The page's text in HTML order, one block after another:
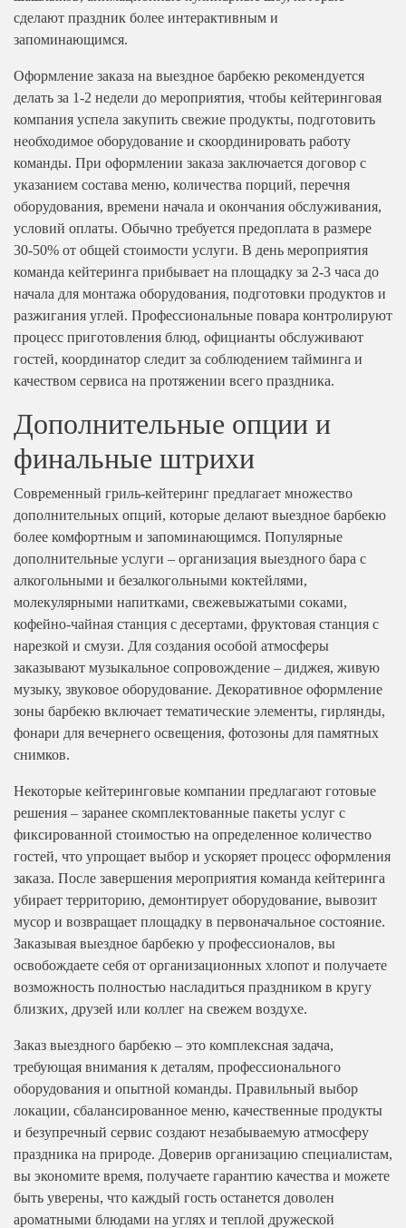
сделают праздник более интерактивным и
запоминающимся.
Оформление заказа на выездное барбекю рекомендуется
делать за 1-2 недели до мероприятия, чтобы кейтеринговая
компания успела закупить свежие продукты, подготовить
необходимое оборудование и скоординировать работу
команды. При оформлении заказа заключается договор с
указанием состава меню, количества порций, перечня
оборудования, времени начала и окончания обслуживания,
условий оплаты. Обычно требуется предоплата в размере
30-50% от общей стоимости услуги. В день мероприятия
команда кейтеринга прибывает на площадку за 2-3 часа до
начала для монтажа оборудования, подготовки продуктов и
разжигания углей. Профессиональные повара контролируют
процесс приготовления блюд, официанты обслуживают
гостей, координатор следит за соблюдением тайминга и
качеством сервиса на протяжении всего праздника.
Дополнительные опции и
финальные штрихи
Современный гриль-кейтеринг предлагает множество
дополнительных опций, которые делают выездное барбекю
более комфортным и запоминающимся. Популярные
дополнительные услуги – организация выездного бара с
алкогольными и безалкогольными коктейлями,
молекулярными напитками, свежевыжатыми соками,
кофейно-чайная станция с десертами, фруктовая станция с
нарезкой и смузи. Для создания особой атмосферы
заказывают музыкальное сопровождение – диджея, живую
музыку, звуковое оборудование. Декоративное оформление
зоны барбекю включает тематические элементы, гирлянды,
фонари для вечернего освещения, фотозоны для памятных
снимков.
Некоторые кейтеринговые компании предлагают готовые
решения – заранее скомплектованные пакеты услуг с
фиксированной стоимостью на определенное количество
гостей, что упрощает выбор и ускоряет процесс оформления
заказа. После завершения мероприятия команда кейтеринга
убирает территорию, демонтирует оборудование, вывозит
мусор и возвращает площадку в первоначальное состояние.
Заказывая выездное барбекю у профессионалов, вы
освобождаете себя от организационных хлопот и получаете
возможность полностью насладиться праздником в кругу
близких, друзей или коллег на свежем воздухе.
Заказ выездного барбекю – это комплексная задача,
требующая внимания к деталям, профессионального
оборудования и опытной команды. Правильный выбор
локации, сбалансированное меню, качественные продукты
и безупречный сервис создают незабываемую атмосферу
праздника на природе. Доверив организацию специалистам,
вы экономите время, получаете гарантию качества и можете
быть уверены, что каждый гость останется доволен
ароматными блюдами на углях и теплой дружеской